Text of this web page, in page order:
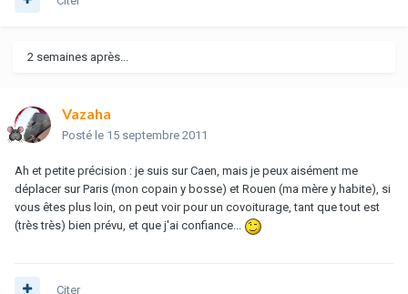
2 semaines après...
Vazaha
Posté le 15 septembre 2011
Ah et petite précision : je suis sur Caen, mais je peux aisément me
déplacer sur Paris (mon copain y bosse) et Rouen (ma mère y habite), si
vous êtes plus loin, on peut voir pour un covoiturage, tant que tout est
(très très) bien prévu, et que j'ai confiance...
Citer